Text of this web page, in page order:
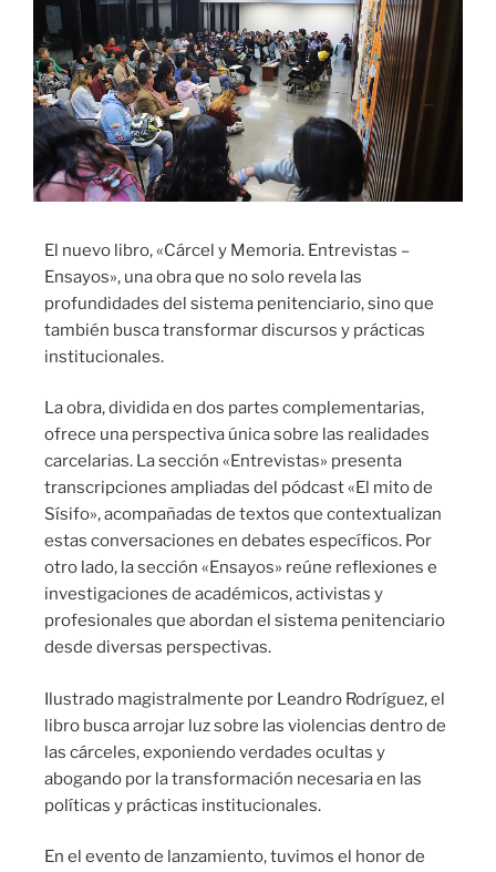
El nuevo libro, «Cárcel y Memoria. Entrevistas –
Ensayos», una obra que no solo revela las
profundidades del sistema penitenciario, sino que
también busca transformar discursos y prácticas
institucionales.
La obra, dividida en dos partes complementarias,
ofrece una perspectiva única sobre las realidades
carcelarias. La sección «Entrevistas» presenta
transcripciones ampliadas del pódcast «El mito de
Sísifo», acompañadas de textos que contextualizan
estas conversaciones en debates específicos. Por
otro lado, la sección «Ensayos» reúne reflexiones e
investigaciones de académicos, activistas y
profesionales que abordan el sistema penitenciario
desde diversas perspectivas.
Ilustrado magistralmente por Leandro Rodríguez, el
libro busca arrojar luz sobre las violencias dentro de
las cárceles, exponiendo verdades ocultas y
abogando por la transformación necesaria en las
políticas y prácticas institucionales.
En el evento de lanzamiento, tuvimos el honor de